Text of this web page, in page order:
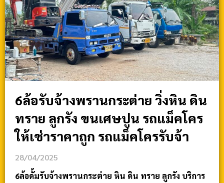
6ล้อรับจ้างพรานกระต่าย วิ่งหิน ดิน
ทราย ลูกรัง ขนเศษปูน รถแม็คโคร
ให้เช่าราคาถูก รถแม็คโครรับจ้า
28/04/2025
6ล้อดั้มรับจ้างพรานกระต่าย หิน ดิน ทราย ลูกรัง บริการ